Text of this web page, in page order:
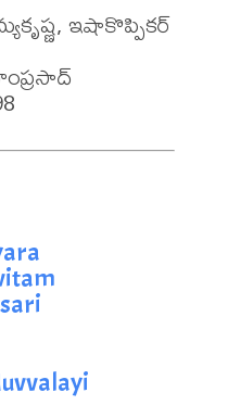
ఇషాకొప్పికర్